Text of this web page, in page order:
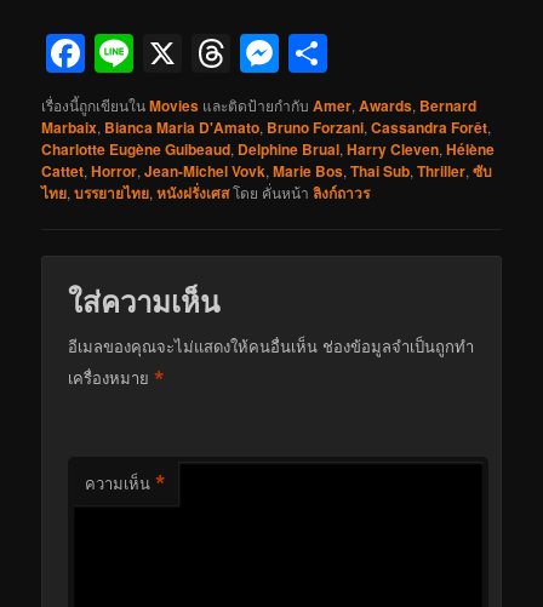
Facebook
Line
X Threads
Messenger
เรื่องนี้ถูกเขียนในMovies และติดป้ายกำกับAmer,Awards, Bernard
Marbaix, Bianca Maria D'Amato, Bruno Forzani,Cassandra Forêt,
Charlotte Eugène Guibeaud, Delphine Brual,Harry Cleven,Hélène
Cattet,Horror,Jean-Michel Vovk,Marie Bos,Thai Sub,Thriller,ซับ
ไทย,บรรยายไทย,หนังฝรั่งเศสโดย คั่นหน้าลิงก์ถาวร
ใส่ความเห็น
อีเมลของคุณจะไม่แสดงให้คนอื่นเห็น ช่องข้อมูลจำเป็นถูกทำ
เครื่องหมาย*
ความเห็น *